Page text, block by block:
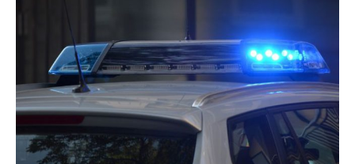
EL EXACTO
EXA INFORMA
GLOBO
CONTEXTOS
TRAYECTO LAGUNA
A MEDIA MAÑANA
DIÁLOGOS CON LA HISTORIA
TWEETS AND BEATS
LA MEJOR 97.1 ESTÉREO GALLITO
PC29
ACTUALIDADES GREM